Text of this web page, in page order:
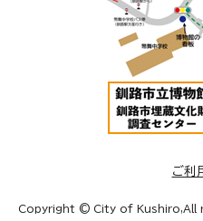
ご利
Copyright © City of Kushiro,All